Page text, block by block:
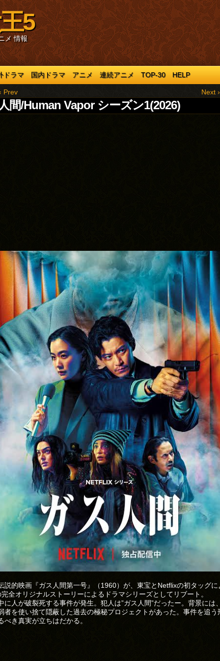
5
メ 情報
ドラマ 国内ドラマ アニメ 連続アニメ TOP-30 HELP
Prev Next ›
間/Human Vapor シーズン1(2026)
説的映画『ガス人間第一号』（1960）が、東宝とNetflixの初タッグに
全オリジナルストーリーによるドラマシリーズとしてリブート。
に人が破裂死する事件が発生。犯人は”ガス人間”だったー。背景には
者を使い捨て隠蔽した過去の極秘プロジェクトがあった。事件を追う
べき真実が立ちはだかる。